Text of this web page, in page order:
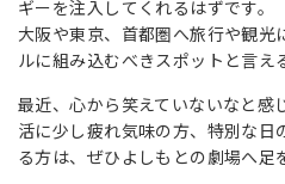
ギーを注入してくれるはずです。
大阪や東京、首都圏へ旅行や観光
ルに組み込むべきスポットと言え
最近、心から笑えていないなと感
活に少し疲れ気味の方、特別な日
る方は、ぜひよしもとの劇場へ足